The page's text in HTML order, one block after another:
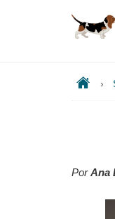
›
PorAna